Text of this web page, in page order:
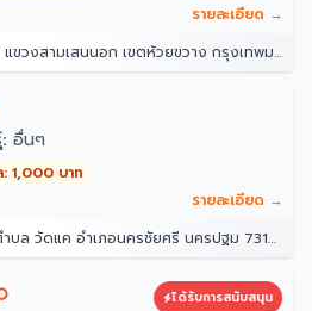
รายละเอียด →
สามเสนนอก เขตห้วยขวาง กรุงเทพมหานคร 10320
อื่นๆ
: 1,000 บาท
รายละเอียด →
ล วัดแค อำเภอนครชัยศรี นครปฐม 73120
ได้รับการสนับสนุน